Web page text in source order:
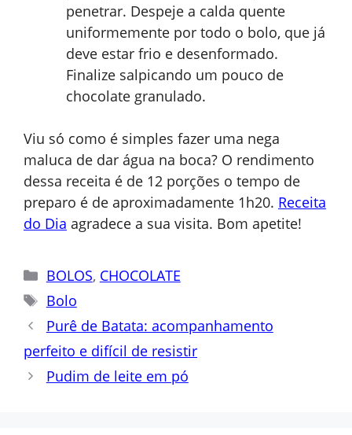
penetrar. Despeje a calda quente
uniformemente por todo o bolo, que já
deve estar frio e desenformado.
Finalize salpicando um pouco de
chocolate granulado.
Viu só como é simples fazer uma nega
maluca de dar água na boca? O rendimento
dessa receita é de 12 porções o tempo de
preparo é de aproximadamente 1h20. Receita
do Dia agradece a sua visita. Bom apetite!
Categorias
BOLOS, CHOCOLATE
Tags
Bolo
Purê de Batata: acompanhamento
perfeito e difícil de resistir
Pudim de leite em pó